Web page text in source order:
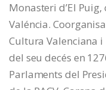
Monasteri d’El
Valéncia.
Cultura Valenciana i
del seu decés en
Parlaments del